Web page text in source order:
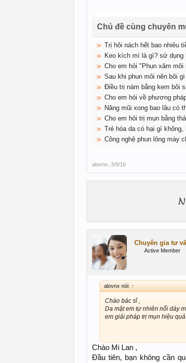
Chủ đề cùng chuyên
Trị hôi nách hết bao nhiêu
Keo kích mí là gì? sử
Cho em hỏi "Phun xăm môi
Sau khi phun môi nên bôi gì
Điều trị nám bằng kem bôi
Cho em hỏi về phương
Nâng mũi xong bao lâu có
Cho em hỏi trị mụn bằng
Trẻ hóa da có hại gì
Công nghệ phun lông mày
alovnx 3/9/16
Chuyên gia tư
Active Member
alovnx nói: ↑
Chào bác sĩ ,
Da mặt em tự nhiên nổi dày
em giải pháp trị mụn hiệu
Chào Mi Lan ,
Đầu tiên, bạn không cần